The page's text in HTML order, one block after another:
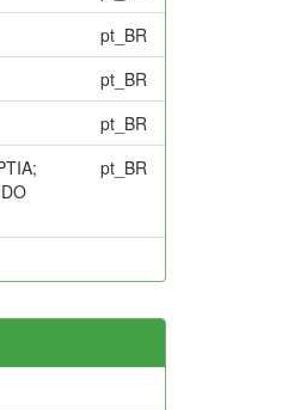
pt_BR
pt_BR
pt_BR
pt_BR